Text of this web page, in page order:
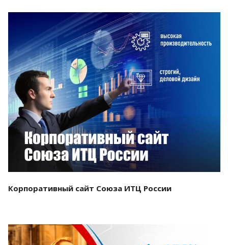
Смотреть проект
Корпоративный сайт Союза ИТЦ России